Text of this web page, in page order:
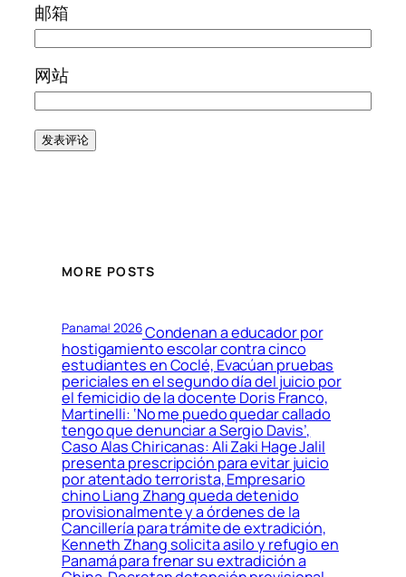
邮箱
网站
MORE POSTS
Panama! 2026Condenan a educador por
hostigamiento escolar contra cinco
estudiantes en Coclé, Evacúan pruebas
periciales en el segundo día del juicio por
el femicidio de la docente Doris Franco,
Martinelli: ‘No me puedo quedar callado
tengo que denunciar a Sergio Davis’,
Caso Alas Chiricanas: Ali Zaki Hage Jalil
presenta prescripción para evitar juicio
por atentado terrorista, Empresario
chino Liang Zhang queda detenido
provisionalmente y a órdenes de la
Cancillería para trámite de extradición,
Kenneth Zhang solicita asilo y refugio en
Panamá para frenar su extradición a